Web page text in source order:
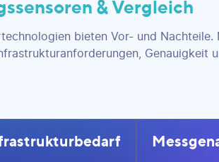
& Vergleich
bieten Vor- und Nachteile.
Genauigkeit